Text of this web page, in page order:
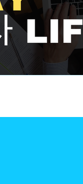
병해충